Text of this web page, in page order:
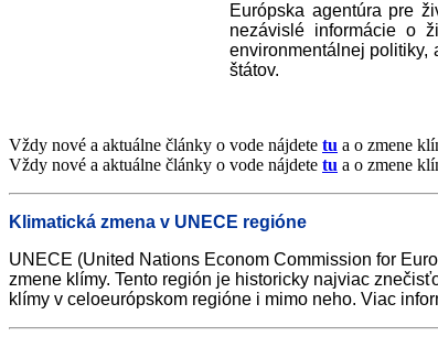
Európska agentúra pre
nezávislé informácie o
environmentálnej politiky,
štátov.
Vždy nové a aktuálne články o vode nájdete tu a o zmene
Vždy nové a aktuálne články o vode nájdete tu a o zmene
Klimatická zmena v UNECE regióne
UNECE (United Nations Econom Commission for
zmene klímy. Tento región je historicky najviac
klímy v celoeurópskom regióne i mimo neho. Viac